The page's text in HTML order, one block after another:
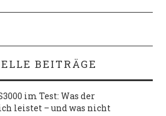
BEITRÄGE
im Test: Was der
leistet – und was nicht